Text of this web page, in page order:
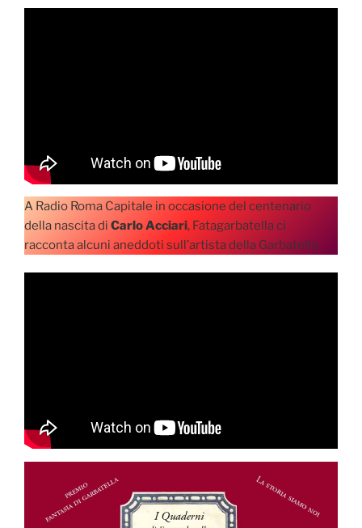
A Radio Roma Capitale in occasione del centenario
della nascita di Carlo Acciari, Fatagarbatella ci
racconta alcuni aneddoti sull’artista della Garbatella